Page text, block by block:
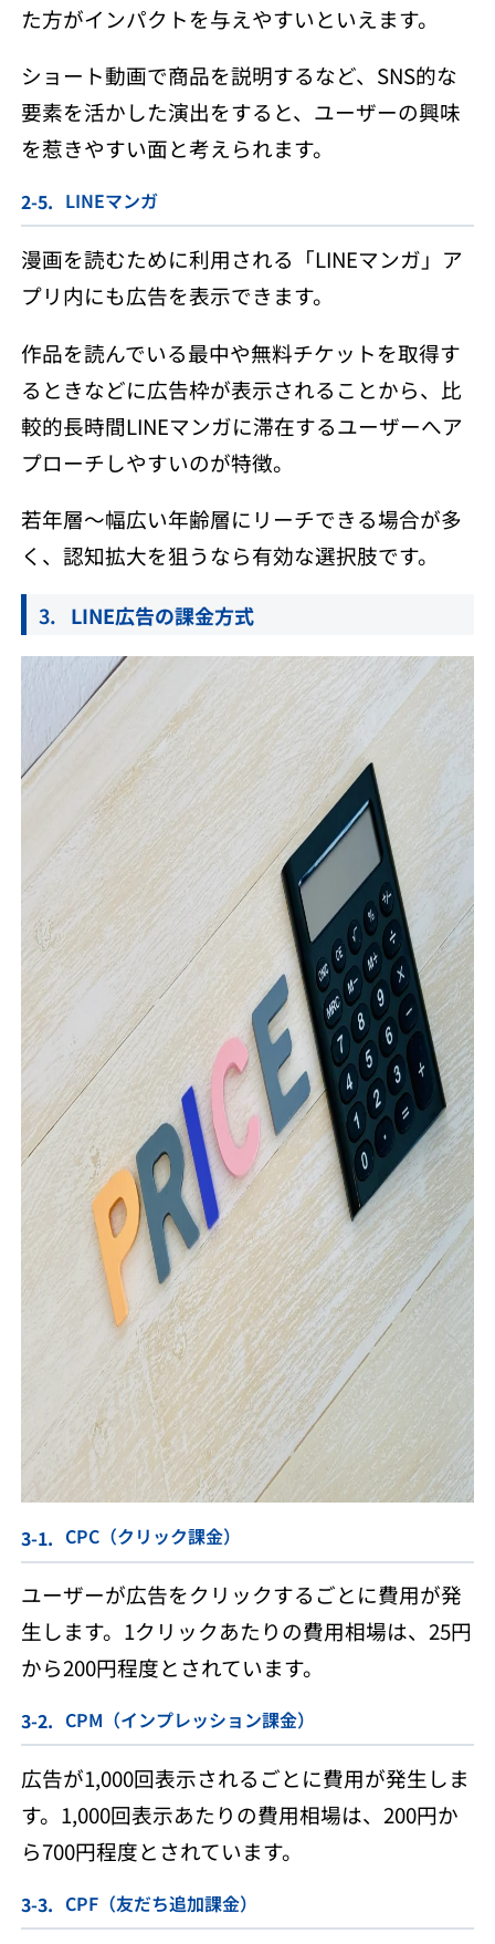
た方がインパクトを与えやすいといえます。
ショート動画で商品を説明するなど、SNS的な
要素を活かした演出をすると、ユーザーの興味
を惹きやすい面と考えられます。
LINEマンガ
漫画を読むために利用される「LINEマンガ」ア
プリ内にも広告を表示できます。
作品を読んでいる最中や無料チケットを取得す
るときなどに広告枠が表示されることから、比
較的長時間LINEマンガに滞在するユーザーへア
プローチしやすいのが特徴。
若年層〜幅広い年齢層にリーチできる場合が多
く、認知拡大を狙うなら有効な選択肢です。
LINE広告の課金方式
CPC（クリック課金）
ユーザーが広告をクリックするごとに費用が発
生します。1クリックあたりの費用相場は、25円
から200円程度とされています。​
CPM（インプレッション課金）
広告が1,000回表示されるごとに費用が発生しま
す。1,000回表示あたりの費用相場は、200円か
ら700円程度とされています。​
CPF（友だち追加課金）